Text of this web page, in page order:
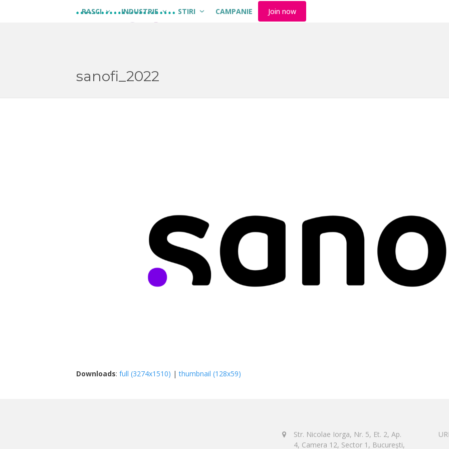
RASCI INDUSTRIE STIRI CAMPANIE Join now
sanofi_2022
Downloads: full (3274x1510) |thumbnail (128x59)
Str. Nicolae Iorga, Nr. 5, Et. 2, Ap.
4, Camera 12, Sector 1, București,